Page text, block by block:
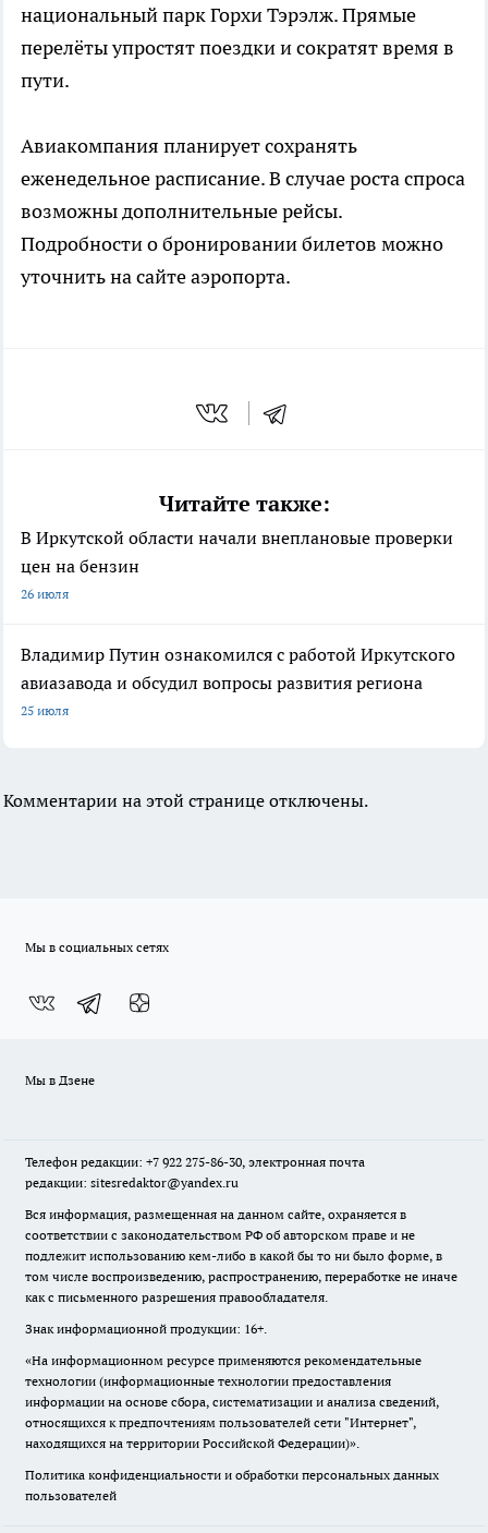
национальный парк Горхи Тэрэлж. Прямые
перелёты упростят поездки и сократят время в
пути.
Авиакомпания планирует сохранять
еженедельное расписание. В случае роста спроса
возможны дополнительные рейсы.
Подробности о бронировании билетов можно
уточнить на сайте аэропорта.
Читайте также:
В Иркутской области начали внеплановые проверки
цен на бензин
26 июля
Владимир Путин ознакомился с работой Иркутского
авиазавода и обсудил вопросы развития региона
25 июля
Комментарии на этой странице отключены.
Мы в социальных сетях
Мы в Дзене
Телефон редакции: +7 922 275-86-30, электронная почта
редакции: sitesredaktor@yandex.ru
Вся информация, размещенная на данном сайте, охраняется в
соответствии с законодательством РФ об авторском праве и не
подлежит использованию кем-либо в какой бы то ни было форме, в
том числе воспроизведению, распространению, переработке не иначе
как с письменного разрешения правообладателя.
Знак информационной продукции: 16+.
«На информационном ресурсе применяются рекомендательные
технологии (информационные технологии предоставления
информации на основе сбора, систематизации и анализа сведений,
относящихся к предпочтениям пользователей сети "Интернет",
находящихся на территории Российской Федерации)».
Политика конфиденциальности и обработки персональных данных
пользователей